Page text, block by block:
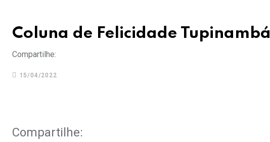
Coluna de Felicidade Tupinambá
Compartilhe:
15/04/2022
Compartilhe: